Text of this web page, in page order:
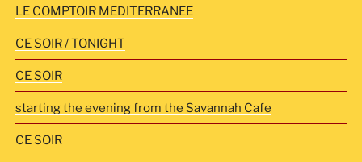
LE COMPTOIR MEDITERRANEE
CE SOIR / TONIGHT
CE SOIR
starting the evening from the Savannah Cafe
CE SOIR